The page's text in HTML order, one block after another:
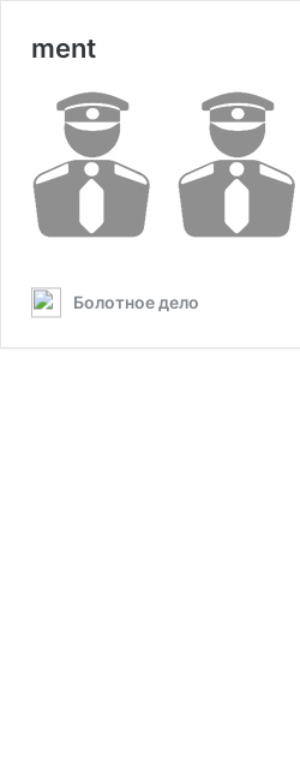
ment
Болотное дело